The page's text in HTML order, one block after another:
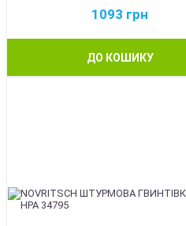
1093 грн
ДО КОШИКУ